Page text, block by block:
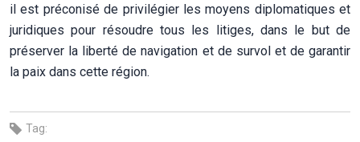
il est préconisé de privilégier les moyens diplomatiques et
juridiques pour résoudre tous les litiges, dans le but de
préserver la liberté de navigation et de survol et de garantir
la paix dans cette région.
Tag: